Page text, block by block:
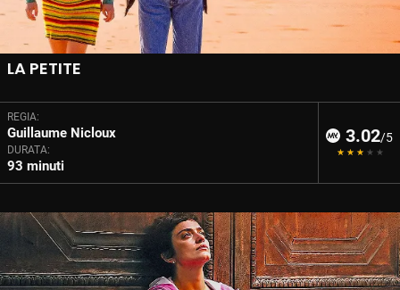
LA PETITE
REGIA:
Guillaume Nicloux
DURATA:
93 minuti
3.02/5